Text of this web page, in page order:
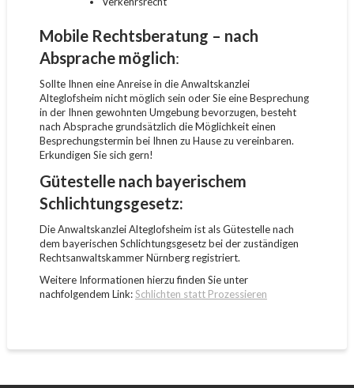
Mobile Rechtsberatung – nach
Absprache möglich:
Sollte Ihnen eine Anreise in die Anwaltskanzlei
Alteglofsheim nicht möglich sein oder Sie eine Besprechung
in der Ihnen gewohnten Umgebung bevorzugen, besteht
nach Absprache grundsätzlich die Möglichkeit einen
Besprechungstermin bei Ihnen zu Hause zu vereinbaren.
Erkundigen Sie sich gern!
Gütestelle nach bayerischem
Schlichtungsgesetz:
Die Anwaltskanzlei Alteglofsheim ist als Gütestelle nach
dem bayerischen Schlichtungsgesetz bei der zuständigen
Rechtsanwaltskammer Nürnberg registriert.
Weitere Informationen hierzu finden Sie unter
nachfolgendem Link:Schlichten statt Prozessieren